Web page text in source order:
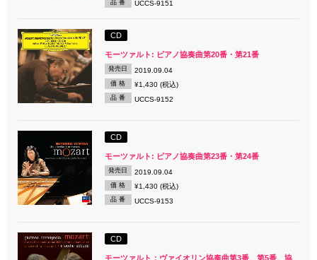
品 番 UCCS-9151
CD
モーツァルト: ピアノ協奏曲第20番・第21番
発売日 2019.09.04
価 格 ¥1,430 (税込)
品 番 UCCS-9152
CD
モーツァルト: ピアノ協奏曲第23番・第24番
発売日 2019.09.04
価 格 ¥1,430 (税込)
品 番 UCCS-9153
CD
モーツァルト：ヴァイオリン協奏曲第3番、第5番、協